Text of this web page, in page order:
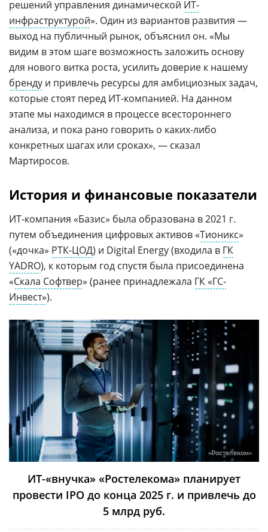
решений управления динамической ИТ-
инфраструктурой». Один из вариантов развития —
выход на публичный рынок, объяснил он. «Мы
видим в этом шаге возможность заложить основу
для нового витка роста, усилить доверие к нашему
бренду и привлечь ресурсы для амбициозных задач,
которые стоят перед ИТ-компанией. На данном
этапе мы находимся в процессе всестороннего
анализа, и пока рано говорить о каких-либо
конкретных шагах или сроках», — сказал
Мартиросов.
История и финансовые показатели
ИТ-компания «Базис» была образована в 2021 г.
путем объединения цифровых активов «Тионикс»
(«дочка» РТК-ЦОД) и Digital Energy (входила в ГК
YADRO), к которым год спустя была присоединена
«Скала Софтвер» (ранее принадлежала ГК «ГС-
Инвест»).
«Ростелеком»
ИТ-«внучка» «Ростелекома» планирует
провести IPO до конца 2025 г. и привлечь до
5 млрд руб.